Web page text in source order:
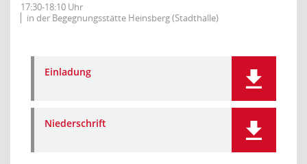
17:30-18:10 Uhr
in der Begegnungsstätte Heinsberg (Stadthalle)
Einladung
Niederschrift